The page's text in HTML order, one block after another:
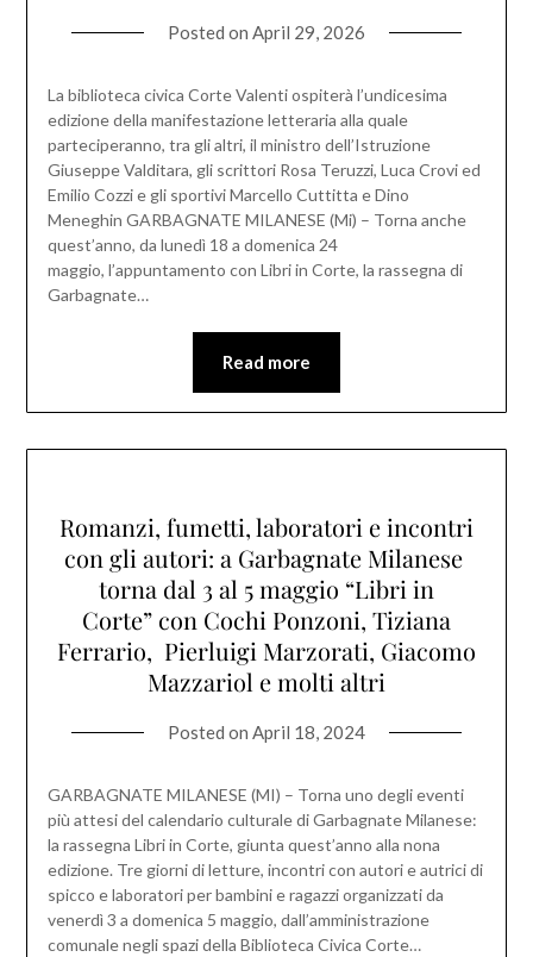
Posted on April 29, 2026
La biblioteca civica Corte Valenti ospiterà l’undicesima
edizione della manifestazione letteraria alla quale
parteciperanno, tra gli altri, il ministro dell’Istruzione
Giuseppe Valditara, gli scrittori Rosa Teruzzi, Luca Crovi ed
Emilio Cozzi e gli sportivi Marcello Cuttitta e Dino
Meneghin GARBAGNATE MILANESE (Mi) – Torna anche
quest’anno, da lunedì 18 a domenica 24
maggio, l’appuntamento con Libri in Corte, la rassegna di
Garbagnate…
Read more
Romanzi, fumetti, laboratori e incontri
con gli autori: a Garbagnate Milanese
torna dal 3 al 5 maggio “Libri in
Corte” con Cochi Ponzoni, Tiziana
Ferrario, Pierluigi Marzorati, Giacomo
Mazzariol e molti altri
Posted on April 18, 2024
GARBAGNATE MILANESE (MI) – Torna uno degli eventi
più attesi del calendario culturale di Garbagnate Milanese:
la rassegna Libri in Corte, giunta quest’anno alla nona
edizione. Tre giorni di letture, incontri con autori e autrici di
spicco e laboratori per bambini e ragazzi organizzati da
venerdì 3 a domenica 5 maggio, dall’amministrazione
comunale negli spazi della Biblioteca Civica Corte…